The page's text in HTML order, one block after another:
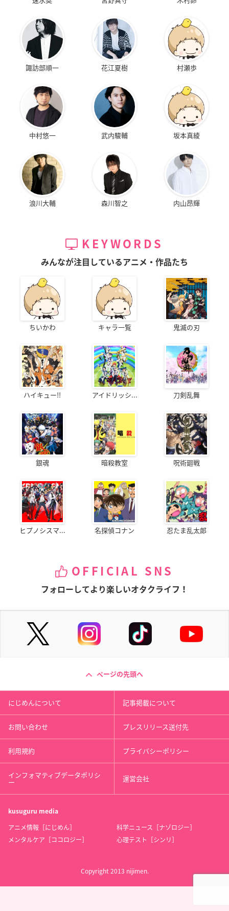
諏訪部順一 花江夏樹 村瀬歩
中村悠一 武内駿輔 坂本真綾
浪川大輔 森川智之 内山昂輝
KEYWORDS
みんなが注目しているアニメ・作品たち
ちいかわ キャラ一覧 鬼滅の刃
ハイキュー!! アイドリッシ... 刀剣乱舞
銀魂 暗殺教室 呪術廻戦
ヒプノシスマ... 名探偵コナン 忍たま乱太郎
OFFICIAL SNS
フォローしてより楽しいオタクライフ！
ページの先頭へ
にじめんについて 記事掲載について
お問い合わせ プレスリリース送付先
利用規約 プライバシーポリシー
インフォマティブデータポリシ
ー 運営会社
kusuguru media
アニメ情報［にじめん］
科学ニュース［ナゾロジー］
メンタルケア［ココロジー］
心理テスト［シンリ］
Copyright 2013 nijimen.